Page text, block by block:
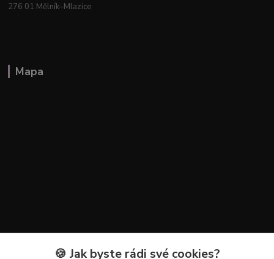
276 01 Mělník–Mlazice
Mapa
Kontakty🍪 Jak byste rádi své cookies?